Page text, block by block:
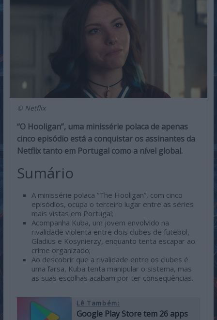
© Netflix
“O Hooligan”, uma minissérie polaca de apenas
cinco episódio está a conquistar os assinantes da
Netflix tanto em Portugal como a nível global.
Sumário
A minissérie polaca “The Hooligan”, com cinco
episódios, ocupa o terceiro lugar entre as séries
mais vistas em Portugal;
Acompanha Kuba, um jovem envolvido na
rivalidade violenta entre dois clubes de futebol,
Gladius e Kosynierzy, enquanto tenta escapar ao
crime organizado;
Ao descobrir que a rivalidade entre os clubes é
uma farsa, Kuba tenta manipular o sistema, mas
as suas escolhas acabam por ter consequências.
Lê Também:
Google Play Store tem 26 apps